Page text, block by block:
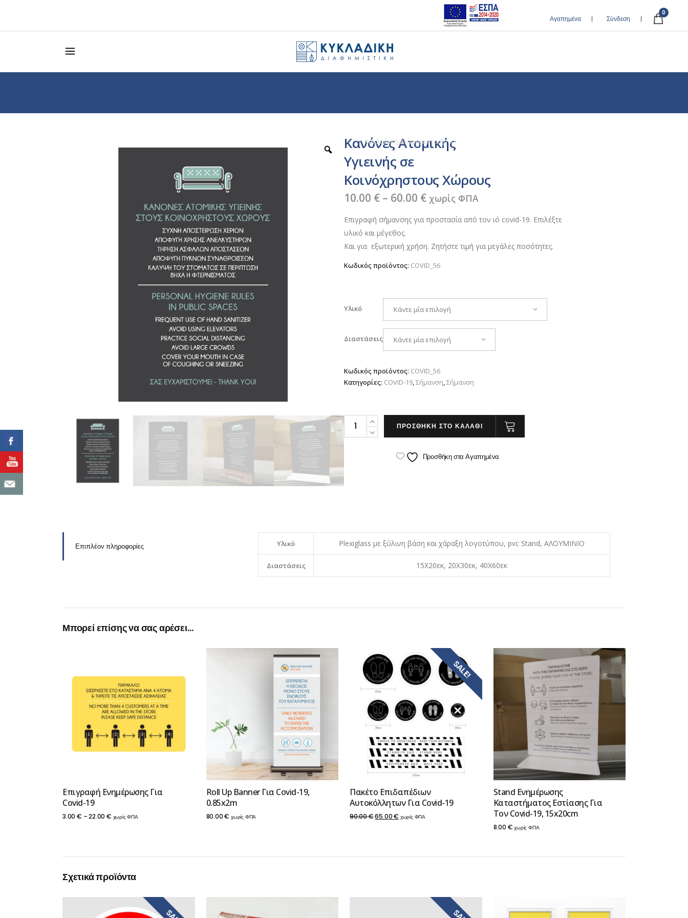
Αγαπημένα Σύνδεση
0
Κυκλαδική Διαφημιστική/ Κανόνες Ατομικής Υγιεινής σε Κοινόχρηστους Χώρους
Κανόνες Ατομικής
Υγιεινής σε
Κοινόχρηστους Χώρους
10.00 € – 60.00 €Price
10.00 €
60.00 €
χωρίς ΦΠΑ
Επιγραφή σήμανσης για προστασία από τον ιό covid-19. Επιλέξτε
υλικό και μέγεθος.
Και για εξωτερική χρήση. Ζητήστε τιμή για μεγάλες ποσότητες.
Κωδικός προϊόντος: COVID_56
Υλικό Κάντε μία επιλογή
Διαστάσεις Κάντε μία επιλογή
Κωδικός προϊόντος: COVID_56
Κατηγορίες: COVID-19,Σήμανση,Σήμανση
Κανόνες
Ατομικής
Κοινόχρηστους
Χώρους
ΠΡΟΣΘΗΚΗ ΣΤΟ ΚΑΛΑΘΙ
Προσθήκη στα Αγαπημένα
Επιπλέον πληροφορίες Υλικό Plexiglass µε ξύλινη βάση και χάραξη λογοτύπου, pvc Stand, ΑΛΟΥΜΙΝΙΟ
Διαστάσεις 15Χ20εκ, 20X30εκ, 40X60εκ
Μπορεί επίσης να σας αρέσει…
Επιγραφή Ενημέρωσης Για
Covid-19
3.00 € –22.00€Price
22.00 €
χωρίς ΦΠΑ
Roll Up Banner Για Covid-19,
0.85x2m
80.00€ χωρίς ΦΠΑ
SALE!
Πακέτο Επιδαπέδιων
Αυτοκόλλητων Για Covid-19
90.00€Original
65.00€ Η
χωρίς ΦΠΑ
Stand Ενημέρωσης
Καταστήματος Εστίασης Για
Τον Covid-19, 15x20cm
8.00 € χωρίς ΦΠΑ
Σχετικά προϊόντα